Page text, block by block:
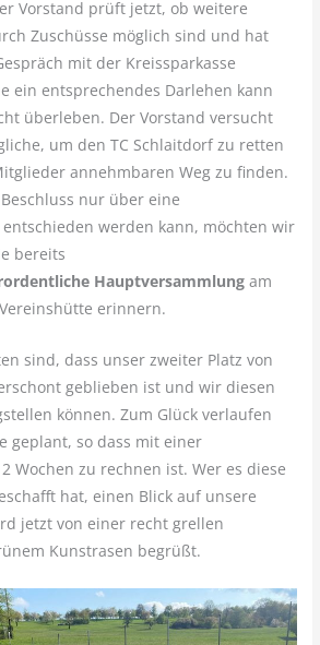
Vorstand prüft jetzt, ob weitere
Zuschüsse möglich sind und hat
mit der Kreissparkasse
ein entsprechendes Darlehen kann
überleben. Der Vorstand versucht
um den TC Schlaitdorf zu retten
annehmbaren Weg zu finden.
nur über eine
werden kann, möchten wir
bereits
Hauptversammlungam
erinnern.
sind, dass unser zweiter Platz von
geblieben ist und wir diesen
können. Zum Glück verlaufen
geplant, so dass mit einer
Wochen zu rechnen ist. Wer es diese
hat, einen Blick auf unsere
jetzt von einer recht grellen
Kunstrasen begrüßt.